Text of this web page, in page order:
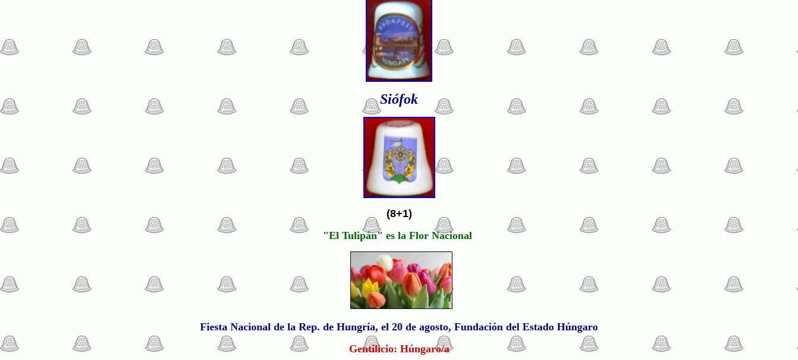
Siófok
(8+1)
"El Tulipán" es la Flor Nacional
Fiesta Nacional de la Rep. de Hungría, el 20 de agosto, Fundación del Estado Húngaro
Gentilicio: Húngaro/a